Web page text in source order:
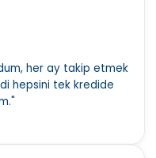
her ay takip etmek
hepsini tek kredide